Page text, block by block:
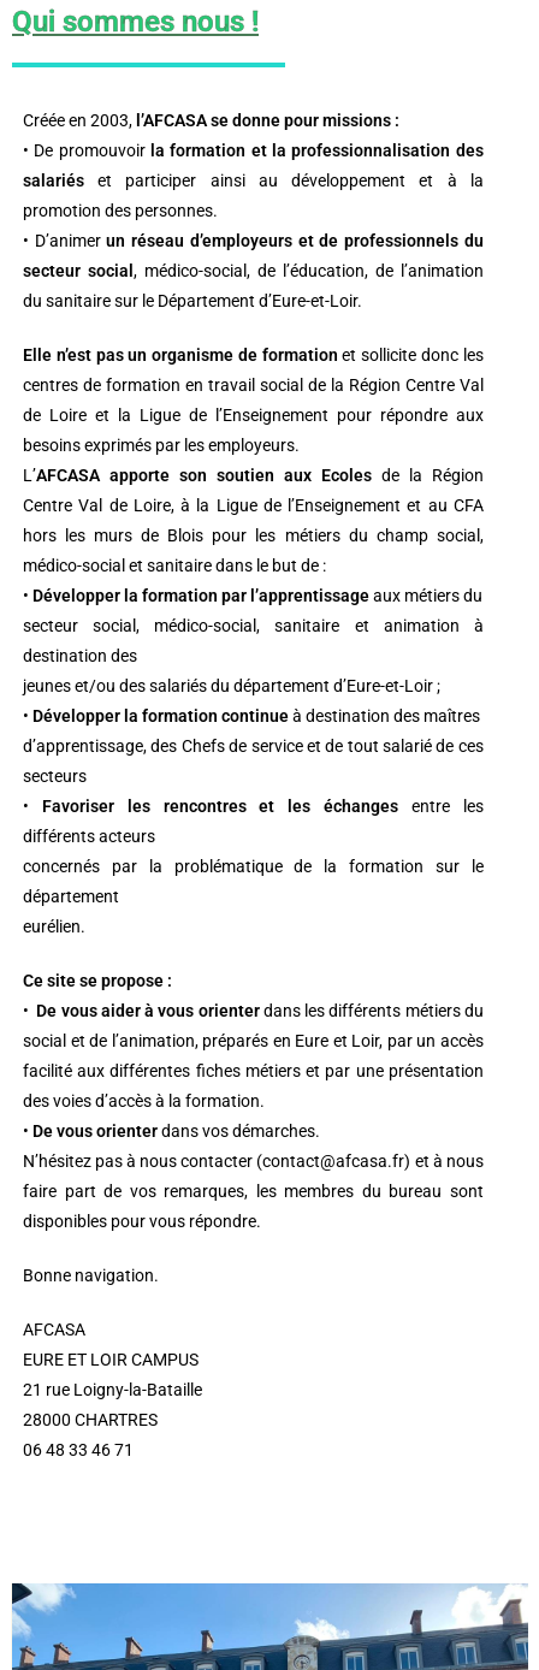
Qui sommes nous !
Créée en 2003,l’AFCASA se donne pour missions :
• De promouvoirla formation et la professionnalisation des
salariés et participer ainsi au développement et à la
promotion des personnes.
• D’animerun réseau d’employeurs et de professionnels du
secteur social, médico-social, de l’éducation, de l’animation
du sanitaire sur le Département d’Eure-et-Loir.
Elle n’est pas un organisme de formation et sollicite donc les
centres de formation en travail social de la Région Centre Val
de Loire et la Ligue de l’Enseignement pour répondre aux
besoins exprimés par les employeurs.
L’AFCASA apporte son soutien aux Ecolesde la Région
Centre Val de Loire, à la Ligue de l’Enseignement et au CFA
hors les murs de Blois pour les métiers du champ social,
médico-social et sanitaire dans le but de :
• Développer la formation par l’apprentissageaux métiers du
secteur social, médico-social, sanitaire et animation à
destination des
jeunes et/ou des salariés du département d’Eure-et-Loir ;
• Développer la formation continueà destination des maîtres
d’apprentissage, des Chefs de service et de tout salarié de ces
secteurs
• Favoriser les rencontres et les échanges entre les
différents acteurs
concernés par la problématique de la formation sur le
département
eurélien.
Ce site se propose :
• De vous aider à vous orienterdans les différents métiers du
social et de l’animation, préparés en Eure et Loir, par un accès
facilité aux différentes fiches métiers et par une présentation
des voies d’accès à la formation.
• De vous orienterdans vos démarches.
N’hésitez pas à nous contacter (contact@afcasa.fr) et à nous
faire part de vos remarques, les membres du bureau sont
disponibles pour vous répondre.
Bonne navigation.
AFCASA
EURE ET LOIR CAMPUS
21 rue Loigny-la-Bataille
28000 CHARTRES
06 48 33 46 71